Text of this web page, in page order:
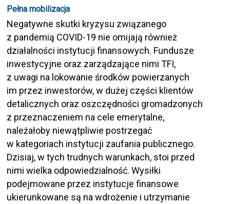
Pełna mobilizacja
Negatywne skutki kryzysu związanego
z pandemią COVID-19 nie omijają również
działalności instytucji finansowych. Fundusze
inwestycyjne oraz zarządzające nimi TFI,
z uwagi na lokowanie środków powierzanych
im przez inwestorów, w dużej części klientów
detalicznych oraz oszczędności gromadzonych
z przeznaczeniem na cele emerytalne,
należałoby niewątpliwie postrzegać
w kategoriach instytucji zaufania publicznego.
Dzisiaj, w tych trudnych warunkach, stoi przed
nimi wielka odpowiedzialność. Wysiłki
podejmowane przez instytucje finansowe
ukierunkowane są na wdrożenie i utrzymanie